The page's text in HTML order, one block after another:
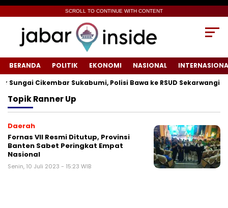
SCROLL TO CONTINUE WITH CONTENT
BERANDA POLITIK EKONOMI NASIONAL
Cikembar Sukabumi, Polisi Bawa ke RSUD Sekarwangi‎
TopikRanner Up
Daerah
Fornas VII Resmi Ditutup, Provinsi
Banten Sabet Peringkat Empat
Nasional
Senin, 10 Juli 2023 - 15:23 WIB